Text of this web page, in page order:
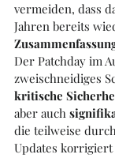
vermeiden, dass
Jahren bereits
Der Patchday im
zweischneidiges
kritische
aber auch
die teilweise
Updates